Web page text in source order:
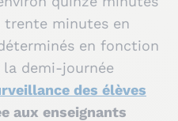
trente minutes en
en fonction
demi-journée
des élèves
aux enseignants